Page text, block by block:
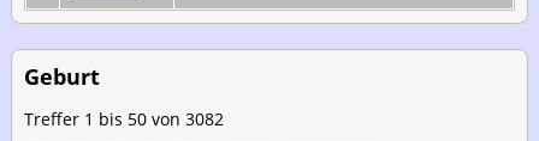
Geburt
Treffer 1 bis 50 von 3082